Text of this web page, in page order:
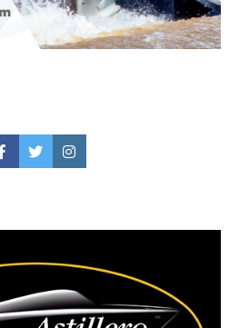
FacebookTwitterInstagram